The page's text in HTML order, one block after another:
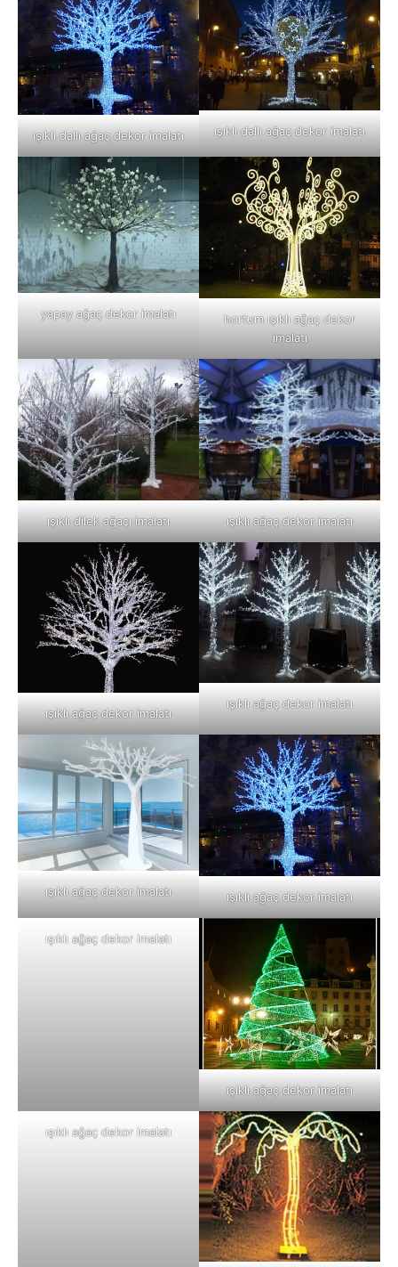
ışıklı dallı ağaç dekor imalatı ışıklı dallı ağaç dekor imalatı
yapay ağaç dekor imalatı
hortum ışıklı ağaç dekor
imalatı
ışıklı dilek ağaçı imalatı ışıklı ağaç dekor imalatı
ışıklı ağaç dekor imalatı
ışıklı ağaç dekor imalatı
ışıklı ağaç dekor imalatı ışıklı ağaç dekor imalatı
ışıklı ağaç dekor imalatı
ışıklı ağaç dekor imalatı
ışıklı ağaç dekor imalatı